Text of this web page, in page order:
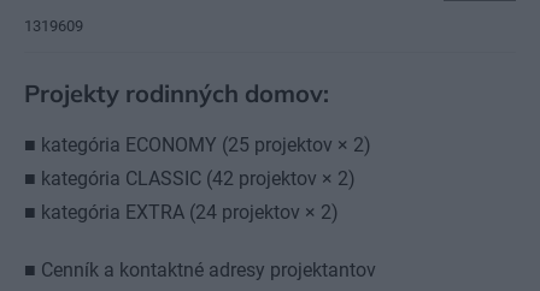
1319609
Projekty rodinných domov:
■ kategória ECONOMY (25 projektov × 2)
■ kategória CLASSIC (42 projektov × 2)
■ kategória EXTRA (24 projektov × 2)
■ Cenník a kontaktné adresy projektantov